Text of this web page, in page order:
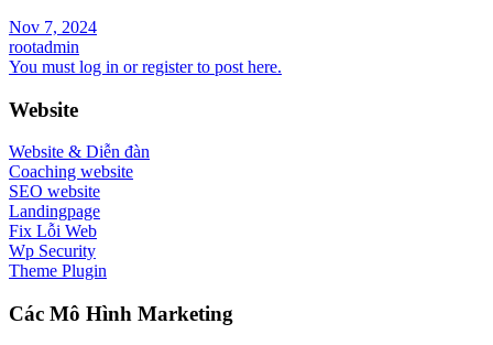
Nov 7, 2024
rootadmin
You must log in or register to post here.
Website
Website & Diễn đàn
Coaching website
SEO website
Landingpage
Fix Lỗi Web
Wp Security
Theme Plugin
Các Mô Hình Marketing